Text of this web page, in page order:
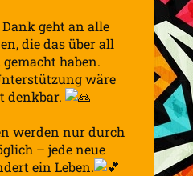
geht an alle
die das über all
haben.
wäre
denkbar.
werden nur durch
– jede neue
ein Leben.